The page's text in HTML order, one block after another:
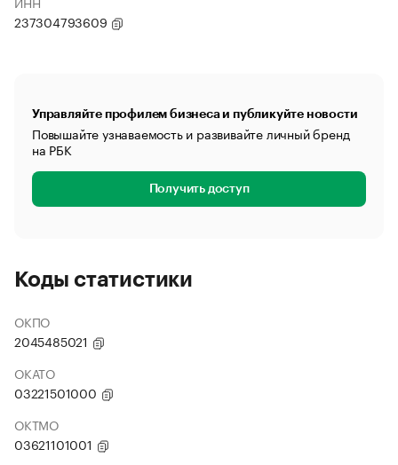
237304793609
Управляйте профилем бизнеса и публикуйте новости
Повышайте узнаваемость и развивайте личный бренд
на РБК
Получить доступ
Коды статистики
ОКПО
2045485021
ОКАТО
03221501000
ОКТМО
03621101001